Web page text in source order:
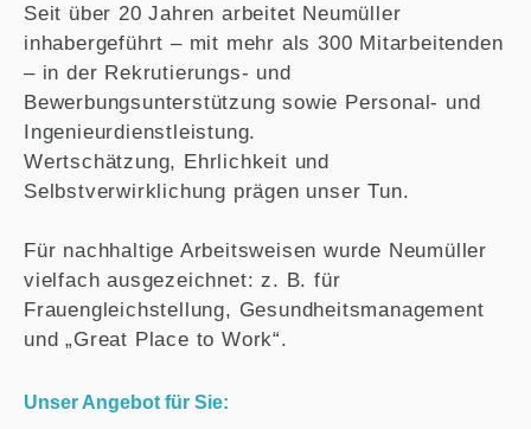
Seit über 20 Jahren arbeitet Neumüller
inhabergeführt – mit mehr als 300 Mitarbeitenden
– in der Rekrutierungs- und
Bewerbungsunterstützung sowie Personal- und
Ingenieurdienstleistung.
Wertschätzung, Ehrlichkeit und
Selbstverwirklichung prägen unser Tun.
Für nachhaltige Arbeitsweisen wurde Neumüller
vielfach ausgezeichnet: z. B. für
Frauengleichstellung, Gesundheitsmanagement
und „Great Place to Work“.
Unser Angebot für Sie: